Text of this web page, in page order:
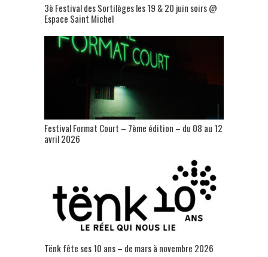
3è Festival des Sortilèges les 19 & 20 juin soirs @
Espace Saint Michel
Festival Format Court – 7ème édition – du 08 au 12
avril 2026
Tënk fête ses 10 ans – de mars à novembre 2026